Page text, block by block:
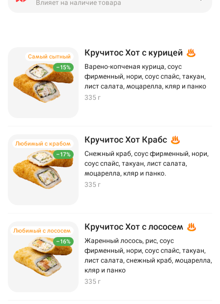
Влияет на наличие товара
–15%
Самый сытный Кручитос Хот с курицей
Варено-копченая курица, соус
фирменный, нори, соус спайс, такуан,
лист салата, моцарелла, кляр и панко
335 г
–17%
Любимый с крабом Кручитос Хот Крабс
Снежный краб, соус фирменный, нори,
соус спайс, такуан, лист салата,
моцарелла, кляр и панко.
335 г
–16%
Любимый с лососем Кручитос Хот с лососем
Жаренный лосось, рис, соус
фирменный, нори, соус спайс, такуан,
лист салата, снежный краб, моцарелла,
кляр и панко
335 г